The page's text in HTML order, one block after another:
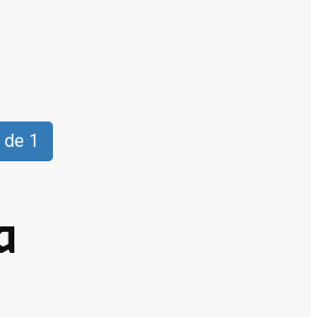
de 1